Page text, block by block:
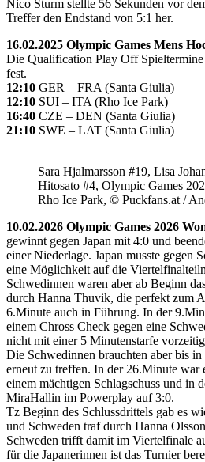
Nico Sturm stellte 56 Sekunden vor
Treffer den Endstand von 5:1 her.
16.02.2025 Olympic Games Mens
Die Qualification Play Off Spieltermine
fest.
12:10 GER – FRA (Santa Giulia)
12:10 SUI – ITA (Rho Ice Park)
16:40 CZE – DEN (Santa Giulia)
21:10 SWE – LAT (Santa Giulia)
Sara Hjalmarsson #19, Lisa
Hitosato #4, Olympic Games
Rho Ice Park, © Puckfans.at /
10.02.2026 Olympic Games 2026
gewinnt gegen Japan mit 4:0 und
einer Niederlage. Japan musste gegen
eine Möglichkeit auf die
Schwedinnen waren aber ab Beginn
durch Hanna Thuvik, die perfekt zum
6.Minute auch in Führung. In der
einem Chross Check gegen eine
nicht mit einer 5 Minutenstarfe
Die Schwedinnen brauchten aber bis
erneut zu treffen. In der 26.Minute war
einem mächtigen Schlagschuss und in
MiraHallin im Powerplay auf 3:0.
Tz Beginn des Schlussdrittels gab es
und Schweden traf durch Hanna
Schweden trifft damit im Viertelfinale
für die Japanerinnen ist das Turnier